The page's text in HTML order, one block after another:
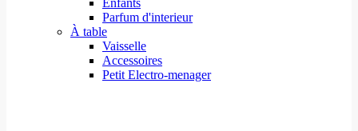
Parfum d'interieur
À table
Vaisselle
Accessoires
Petit Electro-menager